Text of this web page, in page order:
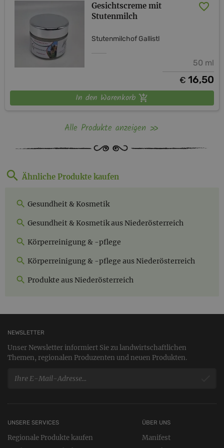
Gesichtscreme mit
Stutenmilch
Stutenmilchof Gallistl
50 ml
€ 16,50
In den Warenkorb
Alle Produkte anzeigen
Ähnliche Produkte kaufen
Gesundheit & Kosmetik
Gesundheit & Kosmetik aus Niederösterreich
Körperreinigung & -pflege
Körperreinigung & -pflege aus Niederösterreich
Produkte aus Niederösterreich
NEWSLETTER
Unser Newsletter informiert Sie zu landwirtschaftlichen
Themen, regionalen Produzenten und neuen Produkten.
UNSERE SERVICES
Regionale Produkte kaufen
ÜBER UNS
Manifest